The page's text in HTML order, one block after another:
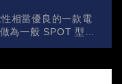
相當優良的一款電
為一般 SPOT 型電